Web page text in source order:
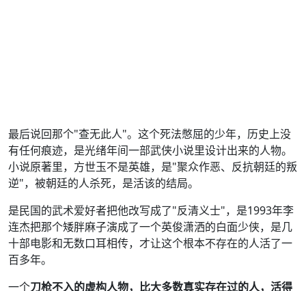
最后说回那个"查无此人"。这个死法憋屈的少年，历史上没
有任何痕迹，是光绪年间一部武侠小说里设计出来的人物。
小说原著里，方世玉不是英雄，是"聚众作恶、反抗朝廷的叛
逆"，被朝廷的人杀死，是活该的结局。
是民国的武术爱好者把他改写成了"反清义士"，是1993年李
连杰把那个矮胖麻子演成了一个英俊潇洒的白面少侠，是几
十部电影和无数口耳相传，才让这个根本不存在的人活了一
百多年。
一个刀枪不入的虚构人物，比大多数真实存在过的人，活得